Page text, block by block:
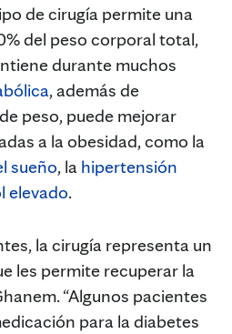
de cirugía permite una
del peso corporal total,
durante muchos
, además de
peso, puede mejorar
a la obesidad, como la
sueño, la hipertensión
elevado.
la cirugía representa un
les permite recuperar la
“Algunos pacientes
para la diabetes